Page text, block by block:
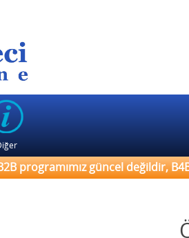
programımız güncel değildir,